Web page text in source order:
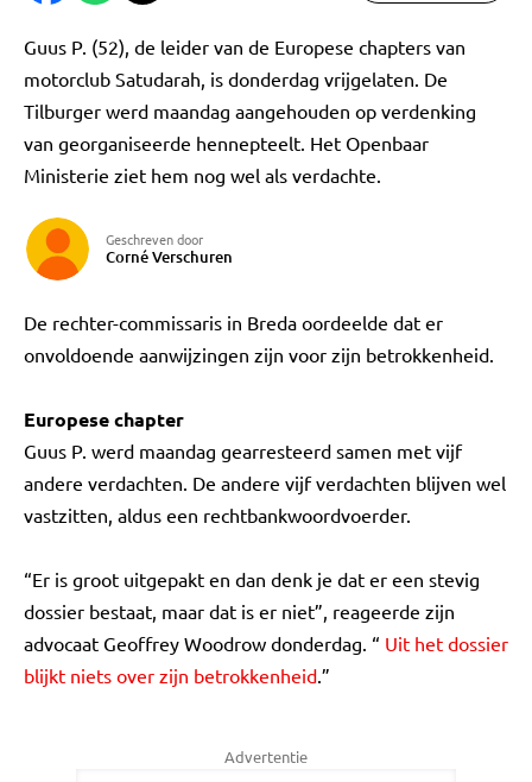
Guus P. (52), de leider van de Europese chapters van
motorclub Satudarah, is donderdag vrijgelaten. De
Tilburger werd maandag aangehouden op verdenking
van georganiseerde hennepteelt. Het Openbaar
Ministerie ziet hem nog wel als verdachte.
Geschreven door
Corné Verschuren
De rechter-commissaris in Breda oordeelde dat er
onvoldoende aanwijzingen zijn voor zijn betrokkenheid.
Europese chapter
Guus P. werd maandag gearresteerd samen met vijf
andere verdachten. De andere vijf verdachten blijven wel
vastzitten, aldus een rechtbankwoordvoerder.
“Er is groot uitgepakt en dan denk je dat er een stevig
dossier bestaat, maar dat is er niet”, reageerde zijn
advocaat Geoffrey Woodrow donderdag. “ Uit het dossier
blijkt niets over zijn betrokkenheid.”
Advertentie